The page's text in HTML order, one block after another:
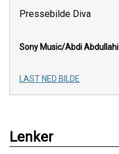
Pressebilde Diva
Sony Music/Abdi Abdullahi
LAST NED BILDE
Lenker